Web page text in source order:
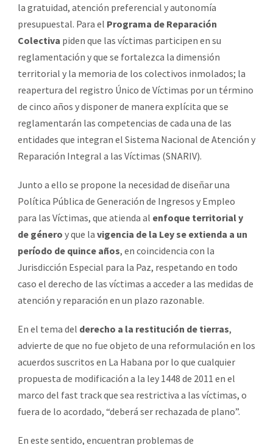
la gratuidad, atención preferencial y autonomía
presupuestal. Para el Programa de Reparación
Colectiva piden que las víctimas participen en su
reglamentación y que se fortalezca la dimensión
territorial y la memoria de los colectivos inmolados; la
reapertura del registro Único de Víctimas por un término
de cinco años y disponer de manera explícita que se
reglamentarán las competencias de cada una de las
entidades que integran el Sistema Nacional de Atención y
Reparación Integral a las Víctimas (SNARIV).
Junto a ello se propone la necesidad de diseñar una
Política Pública de Generación de Ingresos y Empleo
para las Víctimas, que atienda al enfoque territorial y
de género y que la vigencia de la Ley se extienda a un
período de quince años, en coincidencia con la
Jurisdicción Especial para la Paz, respetando en todo
caso el derecho de las víctimas a acceder a las medidas de
atención y reparación en un plazo razonable.
En el tema del derecho a la restitución de tierras,
advierte de que no fue objeto de una reformulación en los
acuerdos suscritos en La Habana por lo que cualquier
propuesta de modificación a la ley 1448 de 2011 en el
marco del fast track que sea restrictiva a las víctimas, o
fuera de lo acordado, “deberá ser rechazada de plano”.
En este sentido, encuentran problemas de